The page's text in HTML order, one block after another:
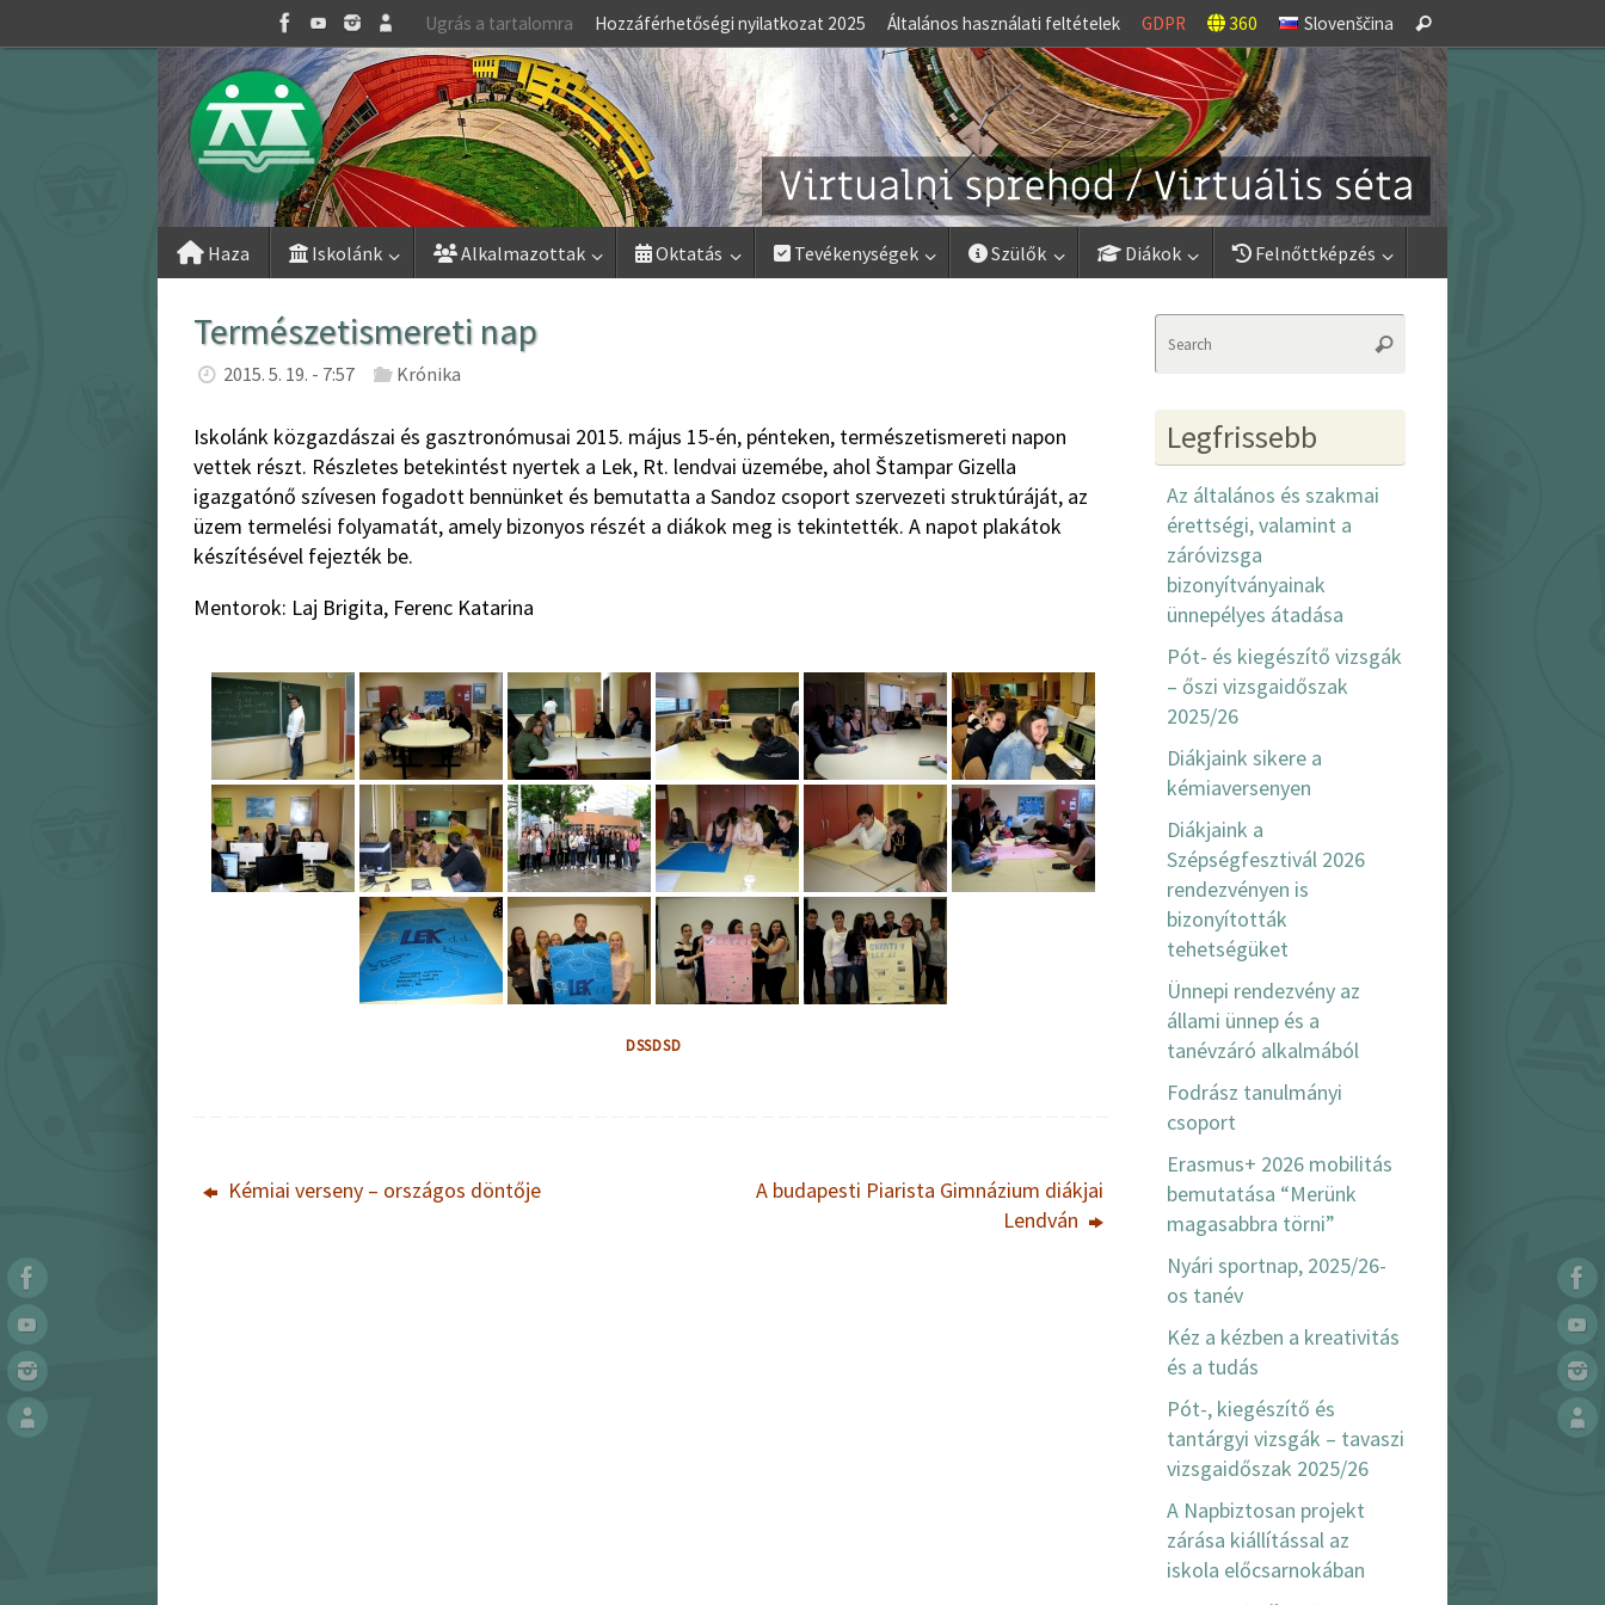
to
Ugrás a tartalomra Hozzáférhetőségi nyilatkozat 2025 Általános használati feltételek GDPR 360 Slovenščina
for:
Search
Skip
Haza Iskolánk Alkalmazottak Oktatás Tevékenységek Szülők Diákok Felnőttképzés
Természetismereti nap
2015. 5. 19. - 7:57 Krónika
Iskolánk közgazdászai és gasztronómusai 2015. május 15-én, pénteken, természetismereti napon
vettek részt. Részletes betekintést nyertek a Lek, Rt. lendvai üzemébe, ahol Štampar Gizella
igazgatónő szívesen fogadott bennünket és bemutatta a Sandoz csoport szervezeti struktúráját, az
üzem termelési folyamatát, amely bizonyos részét a diákok meg is tekintették. A napot plakátok
készítésével fejezték be.
Mentorok: Laj Brigita, Ferenc Katarina
DSSDSD
Kémiai verseny – országos döntője
A budapesti Piarista Gimnázium diákjai
Lendván
Search
Legfrissebb
Az általános és szakmai
érettségi, valamint a
záróvizsga
bizonyítványainak
ünnepélyes átadása
Pót- és kiegészítő vizsgák
– őszi vizsgaidőszak
2025/26
Diákjaink sikere a
kémiaversenyen
Diákjaink a
Szépségfesztivál 2026
rendezvényen is
bizonyították
tehetségüket
Ünnepi rendezvény az
állami ünnep és a
tanévzáró alkalmából
Fodrász tanulmányi
csoport
Erasmus+ 2026 mobilitás
bemutatása “Merünk
magasabbra törni”
Nyári sportnap, 2025/26-
os tanév
Kéz a kézben a kreativitás
és a tudás
Pót-, kiegészítő és
tantárgyi vizsgák – tavaszi
vizsgaidőszak 2025/26
A Napbiztosan projekt
zárása kiállítással az
iskola előcsarnokában